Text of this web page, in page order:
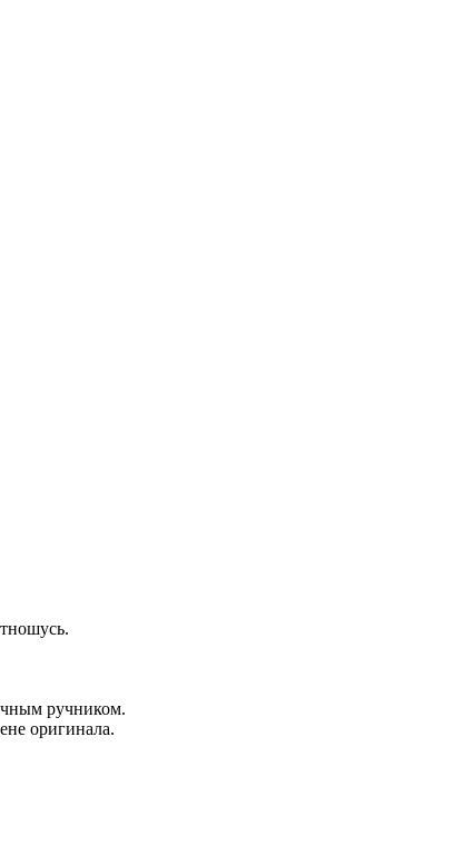
ручником.
оригинала.